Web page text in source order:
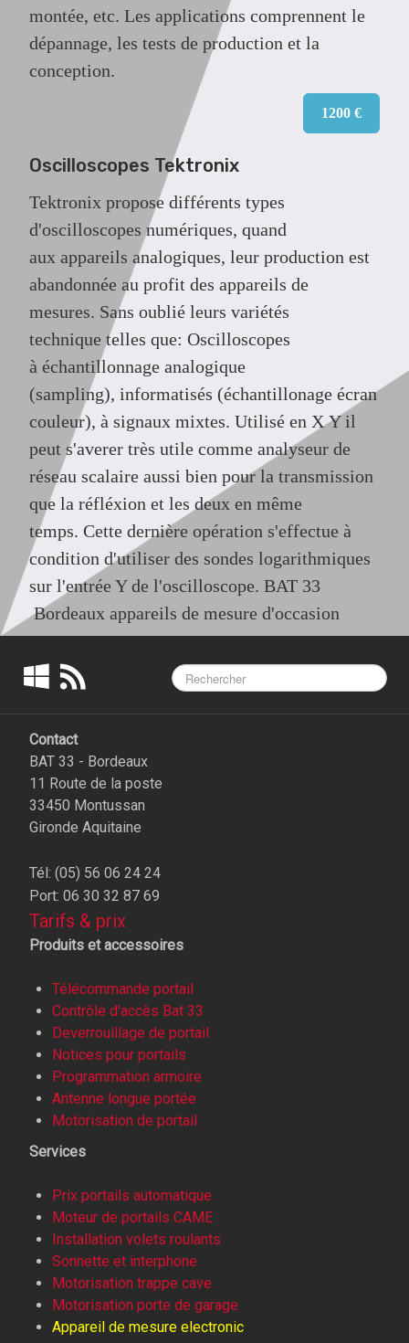
montée, etc. Les applications comprennent le
dépannage, les tests de production et la
conception.
1200 €
Oscilloscopes Tektronix
Tektronix propose différents types
d'oscilloscopes numériques, quand
aux appareils analogiques, leur production est
abandonnée au profit des appareils de
mesures. Sans oublié leurs variétés
technique telles que: Oscilloscopes
à échantillonnage analogique
(sampling), informatisés (échantillonage écran
couleur), à signaux mixtes. Utilisé en X Y il
peut s'averer très utile comme analyseur de
réseau scalaire aussi bien pour la transmission
que la réfléxion et les deux en même
temps. Cette dernière opération s'effectue à
condition d'utiliser des sondes logarithmiques
sur l'entrée Y de l'oscilloscope. BAT 33
Bordeaux appareils de mesure d'occasion
Contact
BAT 33 - Bordeaux
11 Route de la poste
33450 Montussan
Gironde Aquitaine
Tél: (05) 56 06 24 24
Port: 06 30 32 87 69
Tarifs & prix
Produits et accessoires
Télécommande portail
Contrôle d'accès Bat 33
Deverrouillage de portail
Notices pour portails
Programmation armoire
Antenne longue portée
Motorisation de portail
Services
Prix portails automatique
Moteur de portails CAME
Installation volets roulants
Sonnette et interphone
Motorisation trappe cave
Motorisation porte de garage
Appareil de mesure electronic